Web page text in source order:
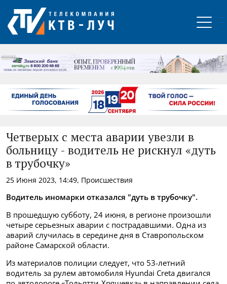
РЕКЛАМА
Четверых с места аварии увезли в
больницу - водитель не рискнул «дуть
в трубочку»
25 Июня 2023, 14:49, Происшествия
Водитель иномарки отказался "дуть в трубочку".
В прошедшую субботу, 24 июня, в регионе произошли
четыре серьезных аварии с пострадавшими. Одна из
аварий случилась в середине дня в Ставропольском
районе Самарской области.
Из материалов полиции следует, что 53-летний
водитель за рулем автомобиля Hyundai Creta двигался